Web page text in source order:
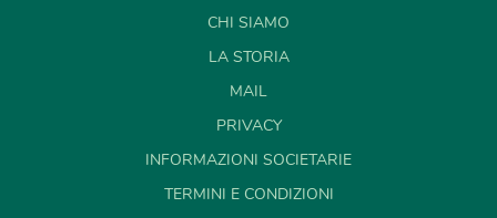
CHI SIAMO
LA STORIA
MAIL
PRIVACY
INFORMAZIONI SOCIETARIE
TERMINI E CONDIZIONI